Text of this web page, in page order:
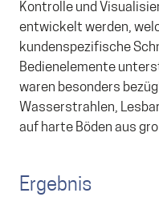
Kontrolle und
entwickelt werden,
kundenspezifische
Bedienelemente
waren besonders
Wasserstrahlen,
auf harte Böden aus
Ergebnis